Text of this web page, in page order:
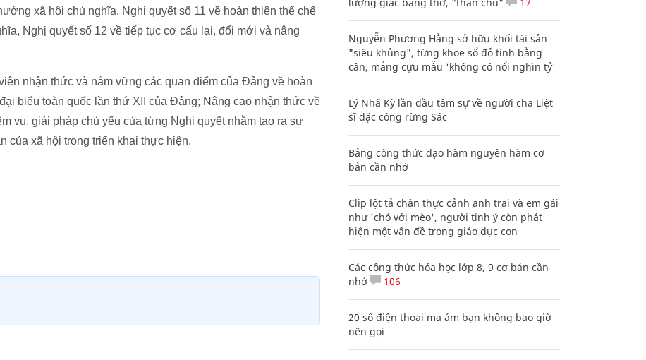
xã hội chủ nghĩa, Nghị quyết số 11 về hoàn thiện thể chế
Nghị quyết số 12 về tiếp tục cơ cấu lại, đổi mới và nâng
nhận thức và nắm vững các quan điểm của Đảng về hoàn
biểu toàn quốc lần thứ XII của Đảng; Nâng cao nhận thức về
vụ, giải pháp chủ yếu của từng Nghị quyết nhằm tạo ra sự
của xã hội trong triển khai thực hiện.
Nguyễn Phương Hằng sở hữu khối tài sản
"siêu khủng", từng khoe sổ đỏ tính bằng
cân, mắng cựu mẫu 'không có nổi nghìn tỷ'
Lý Nhã Kỳ lần đầu tâm sự về người cha Liệt
sĩ đặc công rừng Sác
Bảng công thức đạo hàm nguyên hàm cơ
bản cần nhớ
Clip lột tả chân thực cảnh anh trai và em gái
như 'chó với mèo', người tinh ý còn phát
hiện một vấn đề trong giáo dục con
Các công thức hóa học lớp 8, 9 cơ bản cần
nhớ
106
20 số điện thoại ma ám bạn không bao giờ
nên gọi